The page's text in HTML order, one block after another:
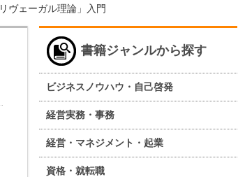
ヴェーガル理論」入門
書籍ジャンルから探す
ビジネスノウハウ・自己啓発
経営実務・事務
経営・マネジメント・起業
資格・就転職